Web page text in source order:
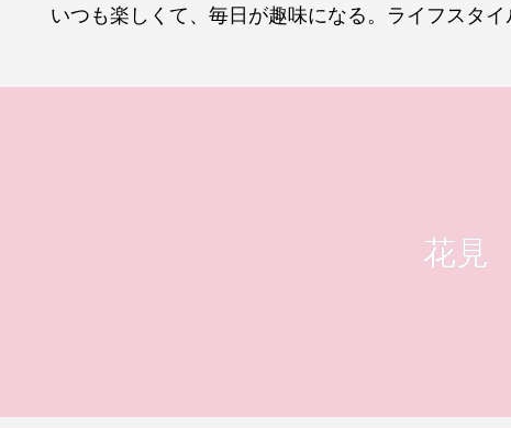
いつも楽しくて、毎日が趣味になる。ライフスタ
花見